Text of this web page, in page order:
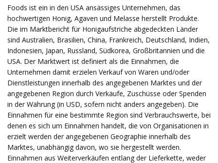
Foods ist ein in den USA ansässiges Unternehmen, das
hochwertigen Honig, Agaven und Melasse herstellt Produkte.
Die im Marktbericht für Honigaufstriche abgedeckten Länder
sind Australien, Brasilien, China, Frankreich, Deutschland, Indien,
Indonesien, Japan, Russland, Südkorea, Großbritannien und die
USA. Der Marktwert ist definiert als die Einnahmen, die
Unternehmen damit erzielen Verkauf von Waren und/oder
Dienstleistungen innerhalb des angegebenen Marktes und der
angegebenen Region durch Verkäufe, Zuschüsse oder Spenden
in der Währung (in USD, sofern nicht anders angegeben). Die
Einnahmen für eine bestimmte Region sind Verbrauchswerte, bei
denen es sich um Einnahmen handelt, die von Organisationen in
erzielt werden der angegebenen Geographie innerhalb des
Marktes, unabhängig davon, wo sie hergestellt werden.
Einnahmen aus Weiterverkäufen entlang der Lieferkette, weder